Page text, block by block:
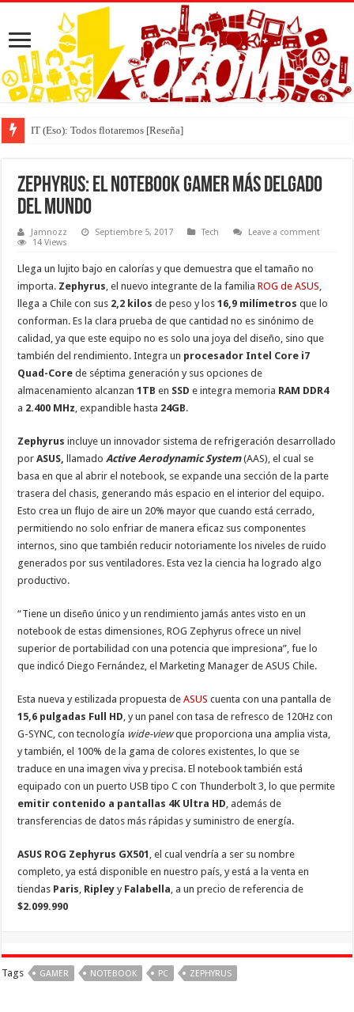
IT (Eso): Todos flotaremos [Reseña]
Zephyrus: El notebook gamer más delgado
del mundo
Jamnozz Septiembre 5, 2017 Tech
Leave a comment
14 Views
Llega un lujito bajo en calorías y que demuestra que el tamaño no
importa. Zephyrus, el nuevo integrante de la familiaROG de ASUS,
llega a Chile con sus 2,2 kilos de peso y los16,9 milímetros que lo
conforman. Es la clara prueba de que cantidad no es sinónimo de
calidad, ya que este equipo no es solo una joya del diseño, sino que
también del rendimiento. Integra un procesador Intel Core i7
Quad-Core de séptima generación y sus opciones de
almacenamiento alcanzan1TB en SSD e integra memoria RAM DDR4
a 2.400 MHz, expandible hasta 24GB.
Zephyrus incluye un innovador sistema de refrigeración desarrollado
porASUS, llamadoActive Aerodynamic System(AAS), el cual se
basa en que al abrir el notebook, se expande una sección de la parte
trasera del chasis, generando más espacio en el interior del equipo.
Esto crea un flujo de aire un 20% mayor que cuando está cerrado,
permitiendo no solo enfriar de manera eficaz sus componentes
internos, sino que también reducir notoriamente los niveles de ruido
generados por sus ventiladores. Esta vez la ciencia ha logrado algo
productivo.
“Tiene un diseño único y un rendimiento jamás antes visto en un
notebook de estas dimensiones, ROG Zephyrus ofrece un nivel
superior de portabilidad con una potencia que impresiona”, fue lo
que indicó Diego Fernández, el Marketing Manager de ASUS Chile.
Esta nueva y estilizada propuesta deASUS cuenta con una pantalla de
15,6 pulgadas Full HD, y un panel con tasa de refresco de 120Hz con
G-SYNC, con tecnología wide-viewque proporciona una amplia vista,
y también, el 100% de la gama de colores existentes, lo que se
traduce en una imagen viva y precisa. El notebook también está
equipado con un puerto USB tipo C con Thunderbolt 3, lo que permite
emitir contenido a pantallas 4K Ultra HD, además de
transferencias de datos más rápidas y suministro de energía.
ASUS ROG Zephyrus GX501 , el cual vendría a ser su nombre
completo, ya está disponible en nuestro país, y está a la venta en
tiendas Paris, Ripley y Falabella, a un precio de referencia de
$2.099.990
Tags GAMER NOTEBOOK PC ZEPHYRUS